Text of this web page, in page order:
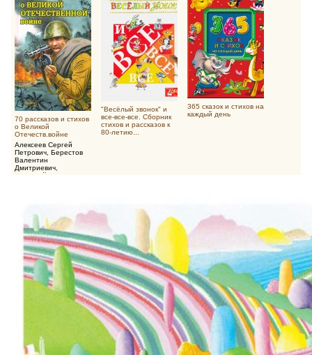
70 рассказов и стихов
о Великой
Отечеств.войне
Алексеев Сергей
Петрович Берестов
Валентин
Дмитриевич
Воскобойников
"Весёлый звонок" и
все-все-все. Сборник
стихов и рассказов к
80-летию...
365 сказок и стихов на
каждый день